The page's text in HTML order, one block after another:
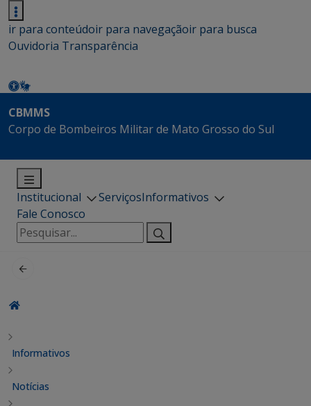
ir para conteúdoir para navegaçãoir para busca
Ouvidoria Transparência
CBMMS
Corpo de Bombeiros Militar de Mato Grosso do Sul
Institucional ServiçosInformativos
Fale Conosco
Pesquisar
por:
Informativos
Notícias